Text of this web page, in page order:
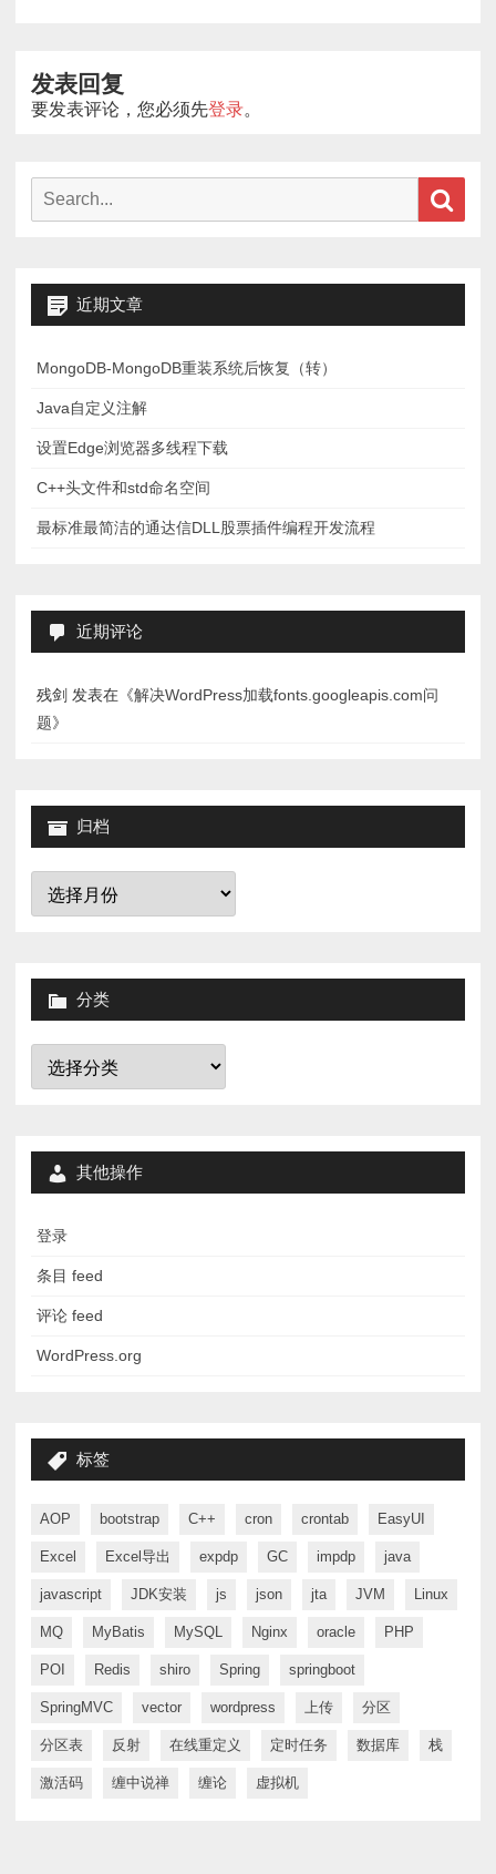
发表回复
要发表评论，您必须先登录。
Search
近期文章
MongoDB-MongoDB重装系统后恢复（转）
Java自定义注解
设置Edge浏览器多线程下载
C++头文件和std命名空间
最标准最简洁的通达信DLL股票插件编程开发流程
近期评论
残剑 发表在《解决WordPress加载fonts.googleapis.com问
题》
归档
归
分类
分
其他操作
登录
条目 feed
评论 feed
WordPress.org
标签
AOP bootstrap C++ cron crontab EasyUI
Excel Excel导出 expdp GC impdp java
javascript JDK安装 js json jta JVM Linux
MQ MyBatis MySQL Nginx oracle PHP
POI Redis shiro Spring springboot
SpringMVC vector wordpress 上传 分区
分区表 反射 在线重定义 定时任务 数据库 栈
激活码 缠中说禅 缠论 虚拟机